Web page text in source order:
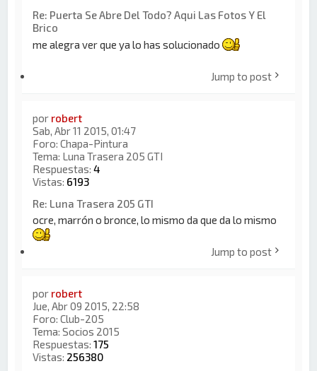
Re: Puerta Se Abre Del Todo? Aqui Las Fotos Y El
Brico
me alegra ver que ya lo has solucionado
Jump to post
por robert
Sab, Abr 11 2015, 01:47
Foro:Chapa-Pintura
Tema: Luna Trasera 205 GTI
Respuestas:4
Vistas: 6193
Re: Luna Trasera 205 GTI
ocre, marrón o bronce, lo mismo da que da lo mismo
Jump to post
por robert
Jue, Abr 09 2015, 22:58
Foro:Club-205
Tema:Socios 2015
Respuestas:175
Vistas: 256380